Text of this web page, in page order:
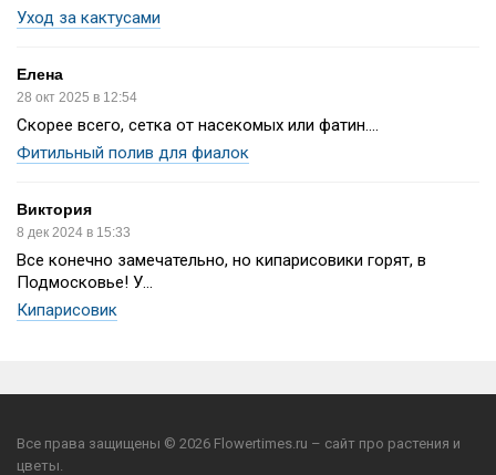
Уход за кактусами
Елена
28 окт 2025 в 12:54
Скорее всего, сетка от насекомых или фатин....
Фитильный полив для фиалок
Виктория
8 дек 2024 в 15:33
Все конечно замечательно, но кипарисовики горят, в
Подмосковье! У...
Кипарисовик
Все права защищены © 2026 Flowertimes.ru – сайт про растения и
цветы.